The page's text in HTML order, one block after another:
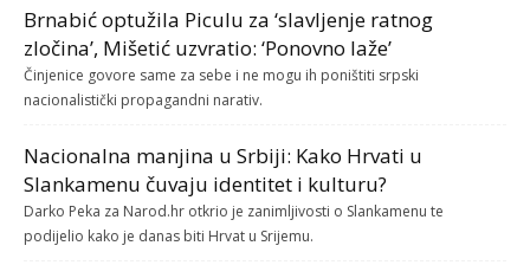
Brnabić optužila Piculu za ‘slavljenje ratnog
zločina’, Mišetić uzvratio: ‘Ponovno laže’
Činjenice govore same za sebe i ne mogu ih poništiti srpski
nacionalistički propagandni narativ.
Nacionalna manjina u Srbiji: Kako Hrvati u
Slankamenu čuvaju identitet i kulturu?
Darko Peka za Narod.hr otkrio je zanimljivosti o Slankamenu te
podijelio kako je danas biti Hrvat u Srijemu.